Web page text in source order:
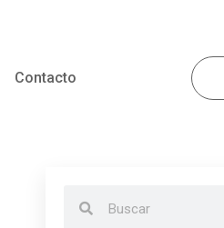
Contacto